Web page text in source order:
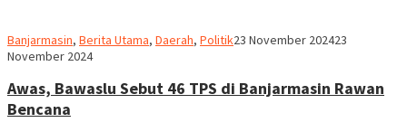
Banjarmasin, Berita Utama, Daerah, PolitikM.
23 November 202423
November 2024
Awas, Bawaslu Sebut 46 TPS di Banjarmasin Rawan
Bencana